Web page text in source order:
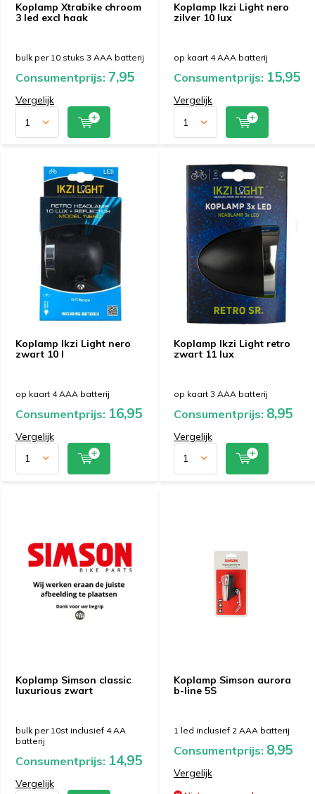
Koplamp Xtrabike chroom
3 led excl haak
bulk per 10 stuks 3 AAA batterij
Consumentprijs: 7,95
Vergelijk
Koplamp Ikzi Light nero
zilver 10 lux
op kaart 4 AAA batterij
Consumentprijs: 15,95
Vergelijk
Koplamp Ikzi Light nero
zwart 10 l
op kaart 4 AAA batterij
Consumentprijs: 16,95
Vergelijk
Koplamp Ikzi Light retro
zwart 11 lux
op kaart 3 AAA batterij
Consumentprijs: 8,95
Vergelijk
Koplamp Simson classic
luxurious zwart
bulk per 10st inclusief 4 AA
batterij
Consumentprijs: 14,95
Vergelijk
Koplamp Simson aurora
b-line 5S
1 led inclusief 2 AAA batterij
Consumentprijs: 8,95
Vergelijk